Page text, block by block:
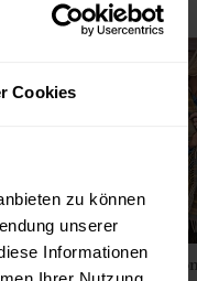
Cookies
zu können
unserer
Informationen
mit